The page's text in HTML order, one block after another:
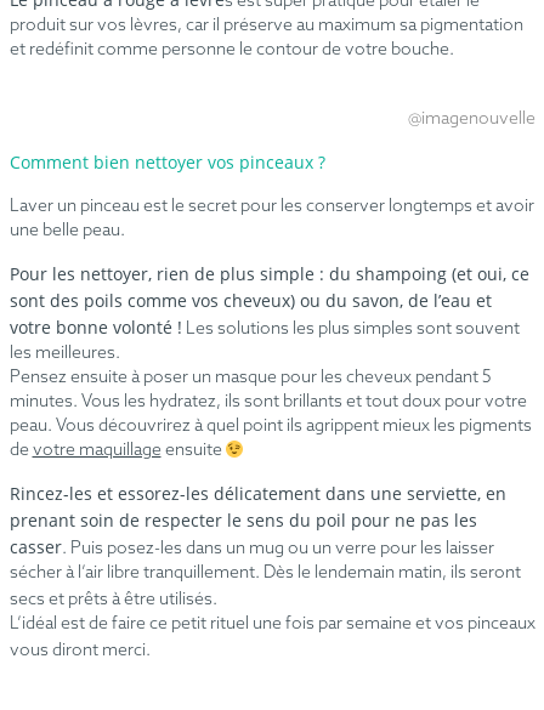
produit sur vos lèvres, car il préserve au maximum sa pigmentation
et redéfinit comme personne le contour de votre bouche.
@imagenouvelle
Comment bien nettoyer vos pinceaux ?
Laver un pinceau est le secret pour les conserver longtemps et avoir
une belle peau.
Pour les nettoyer, rien de plus simple : du shampoing (et oui, ce
sont des poils comme vos cheveux) ou du savon, de l’eau et
votre bonne volonté ! Les solutions les plus simples sont souvent
les meilleures.
Pensez ensuite à poser un masque pour les cheveux pendant 5
minutes. Vous les hydratez, ils sont brillants et tout doux pour votre
peau. Vous découvrirez à quel point ils agrippent mieux les pigments
devotre maquillageensuite
Rincez-les et essorez-les délicatement dans une serviette, en
prenant soin de respecter le sens du poil pour ne pas les
casser. Puis posez-les dans un mug ou un verre pour les laisser
sécher à l’air libre tranquillement. Dès le lendemain matin, ils seront
secs et prêts à être utilisés.
L’idéal est de faire ce petit rituel une fois par semaine et vos pinceaux
vous diront merci.